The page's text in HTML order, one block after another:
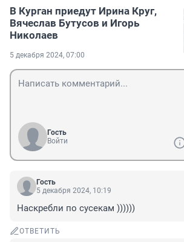
В Курган приедут Ирина Круг,
Вячеслав Бутусов и Игорь
Николаев
5 декабря 2024, 07:00
Гость
Войти
Гость
5 декабря 2024, 10:19
Наскребли по сусекам ))))))
ОТВЕТИТЬ